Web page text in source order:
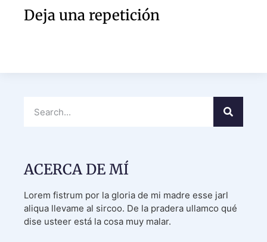
Deja una repetición
ACERCA DE MÍ
Lorem fistrum por la gloria de mi madre esse jarl
aliqua llevame al sircoo. De la pradera ullamco qué
dise usteer está la cosa muy malar.